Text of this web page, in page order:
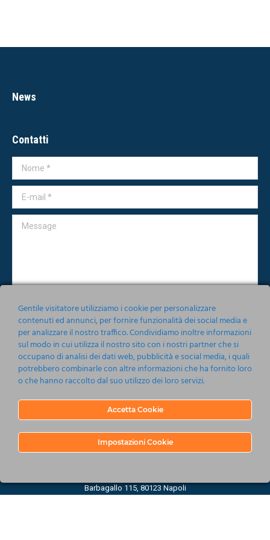
News
Contatti
Nome *
E-mail *
Message
Accetto le condizioni relative alla norma sullaPrivacy
Invia
Barbagallo 115, 80123 Napoli
Gentile visitatore utilizziamo i cookie per personalizzare
contenuti ed annunci, per fornire funzionalità dei social media e
per analizzare il nostro traffico. Condividiamo inoltre informazioni
sul modo in cui utilizza il nostro sito con i nostri partner che si
occupano di analisi dei dati web, pubblicità e social media, i quali
potrebbero combinarle con altre informazioni che ha fornito loro
o che hanno raccolto dal suo utilizzo dei loro servizi.
Accetta Cookie
Impostazioni Cookie